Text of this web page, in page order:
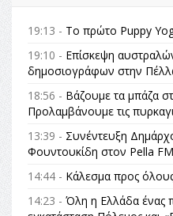
19:13 - Το πρώτο Puppy
19:10 - Επίσκεψη
δημοσιογράφων στην
18:56 - Βάζουμε τα μπάζα
Προλαμβάνουμε τις
13:39 - Συνέντευξη
Φουντουκίδη στον Pella
14:44 - Κάλεσμα προς
14:23 - Όλη η Ελλάδα ένας